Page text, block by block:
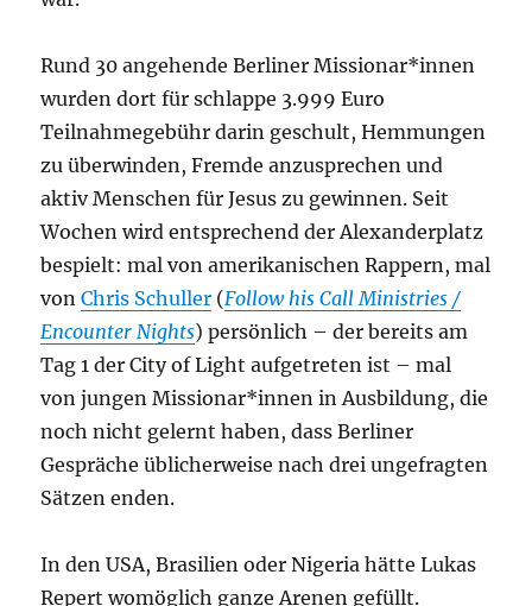
Rund 30 angehende Berliner Missionar*innen
wurden dort für schlappe 3.999 Euro
Teilnahmegebühr darin geschult, Hemmungen
zu überwinden, Fremde anzusprechen und
aktiv Menschen für Jesus zu gewinnen. Seit
Wochen wird entsprechend der Alexanderplatz
bespielt: mal von amerikanischen Rappern, mal
vonChris Schuller (Follow his Call Ministries /
Encounter Nights) persönlich – der bereits am
Tag 1 der City of Light aufgetreten ist – mal
von jungen Missionar*innen in Ausbildung, die
noch nicht gelernt haben, dass Berliner
Gespräche üblicherweise nach drei ungefragten
Sätzen enden.
In den USA, Brasilien oder Nigeria hätte Lukas
Repert womöglich ganze Arenen gefüllt.